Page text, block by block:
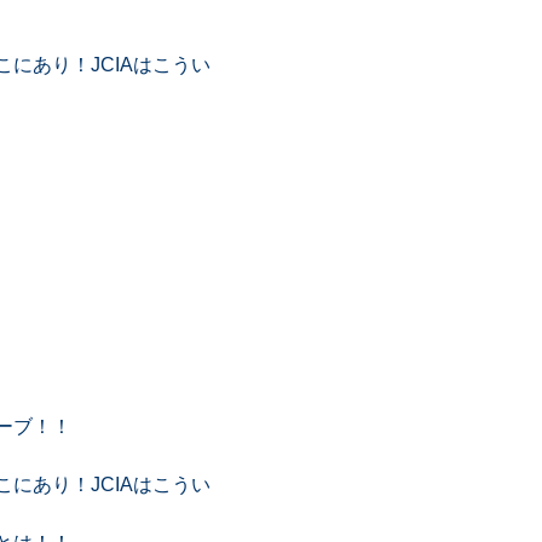
にあり！JCIAはこうい
ブ！！
にあり！JCIAはこうい